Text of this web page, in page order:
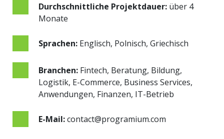
Durchschnittliche Projektdauer: über 4
Monate
Sprachen: Englisch, Polnisch, Griechisch
Branchen: Fintech, Beratung, Bildung,
Logistik, E-Commerce, Business Services,
Anwendungen, Finanzen, IT-Betrieb
E-Mail:contact@programium.com